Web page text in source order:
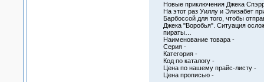
Новые приключения Джека
На этот раз Уиллу и Элизабет
Барбоссой для того, чтобы
Джека "Воробья". Ситуация
пираты…
Наименование товара -
Серия -
Категория -
Код по каталогу -
Цена по нашему прайс-листу -
Цена прописью -